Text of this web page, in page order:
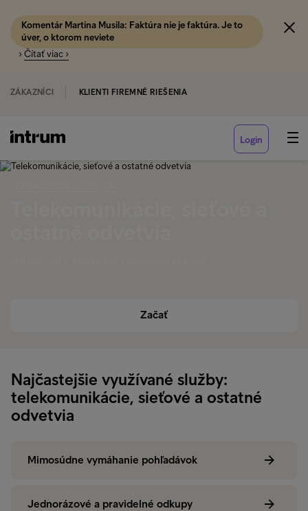
Komentár Martina Musila: Faktúra nie je faktúra. Je to
úver, o ktorom neviete
› Čítať viac ›
ZÁKAZNÍCI KLIENTI FIREMNÉ RIEŠENIA
Login
Začať
Najčastejšie využívané služby:
telekomunikácie, sieťové a ostatné
odvetvia
Mimosúdne vymáhanie pohľadávok
Jednorázové a pravidelné odkupy